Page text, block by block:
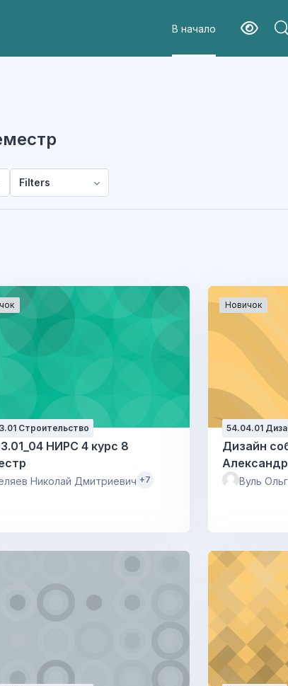
В начало Версия
25, весенний семестр
Filters
Строительство
НИРС 4 курс 8
Николай Дмитриевич +7
Новичок
54.04.01
Дизайн событий
Вуль